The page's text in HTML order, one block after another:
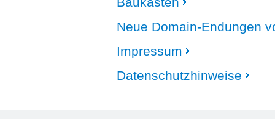
Neue Domain-Endungen
Impressum
Datenschutzhinweise